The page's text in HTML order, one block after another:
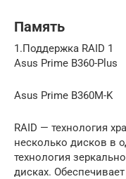
Память
1.Поддержка RAID 1
Asus Prime B360-Plus
Asus Prime B360M-K
RAID — технология
несколько дисков в
технология
дисках.